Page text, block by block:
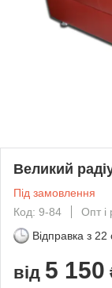
Великий
Під замовлення
Код: 9-84
Опт і
Відправка з 22
від 5 150